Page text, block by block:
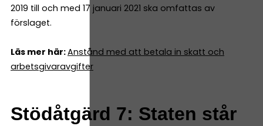
2019 till och med 17 januari 2021 ska omfattas av
förslaget.
Läs mer här:Anstånd med att betala in skatt och
arbetsgivaravgifter
Stödåtgärd 7: Staten står